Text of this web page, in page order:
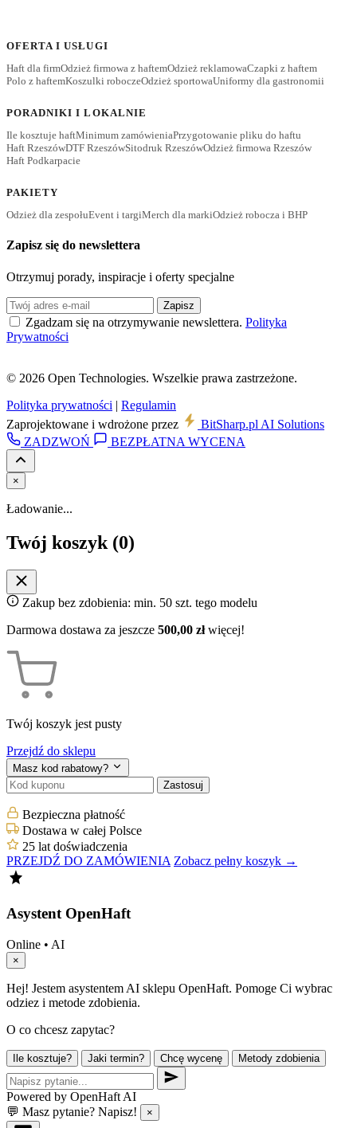
OFERTA I USŁUGI
Haft dla firmOdzież firmowa z haftemOdzież reklamowaCzapki z haftem
Polo z haftemKoszulki roboczeOdzież sportowaUniformy dla gastronomii
PORADNIKI I LOKALNIE
Ile kosztuje haftMinimum zamówieniaPrzygotowanie pliku do haftu
Haft RzeszówDTF RzeszówSitodruk RzeszówOdzież firmowa Rzeszów
Haft Podkarpacie
PAKIETY
Odzież dla zespołuEvent i targiMerch dla markiOdzież robocza i BHP
Zapisz się do newslettera
Otrzymuj porady, inspiracje i oferty specjalne
Zapisz
Zgadzam się na otrzymywanie newslettera. Polityka
Prywatności
© 2026 Open Technologies. Wszelkie prawa zastrzeżone.
Polityka prywatności | Regulamin
Zaprojektowane i wdrożone przez
BitSharp.pl AI Solutions
ZADZWOŃ
BEZPŁATNA WYCENA
×
Ładowanie...
Twój koszyk (0)
Zakup bez zdobienia: min. 50 szt. tego modelu
Darmowa dostawa za jeszcze 500,00 złwięcej!
Twój koszyk jest pusty
Przejdź do sklepu
Masz kod rabatowy?
Zastosuj
Bezpieczna płatność
Dostawa w całej Polsce
25 lat doświadczenia
PRZEJDŹ DO ZAMÓWIENIA Zobacz pełny koszyk →
Asystent OpenHaft
Online • AI
×
Hej! Jestem asystentem AI sklepu OpenHaft. Pomoge Ci wybrac
odziez i metode zdobienia.
O co chcesz zapytac?
Ile kosztuje? Jaki termin? Chcę wycenę Metody zdobienia
Powered by OpenHaft AI
💬 Masz pytanie? Napisz!
×